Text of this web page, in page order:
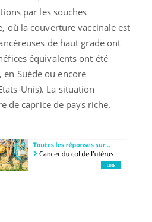
par les souches
où la couverture vaccinale est
de haut grade ont
équivalents ont été
en Suède ou encore
Unis). La situation
de caprice de pays riche.